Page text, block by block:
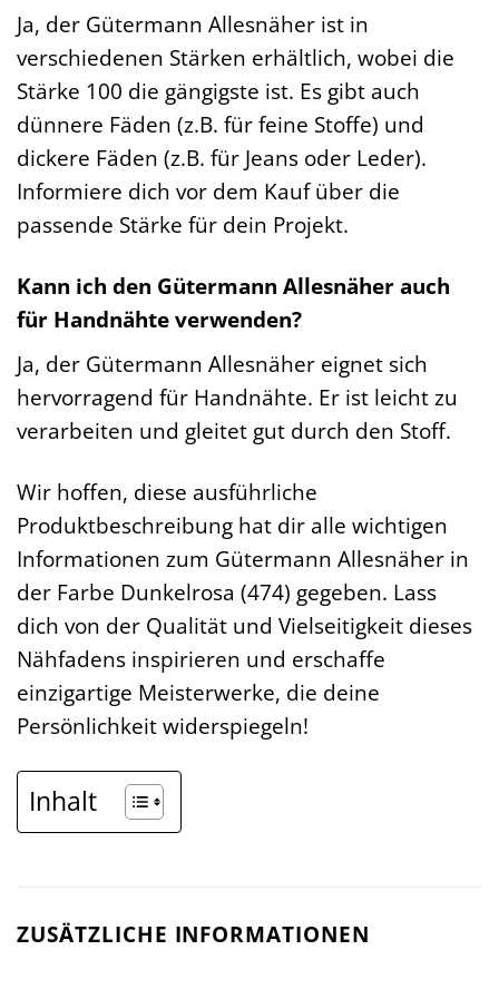
Ja, der Gütermann Allesnäher ist in
verschiedenen Stärken erhältlich, wobei die
Stärke 100 die gängigste ist. Es gibt auch
dünnere Fäden (z.B. für feine Stoffe) und
dickere Fäden (z.B. für Jeans oder Leder).
Informiere dich vor dem Kauf über die
passende Stärke für dein Projekt.
Kann ich den Gütermann Allesnäher auch
für Handnähte verwenden?
Ja, der Gütermann Allesnäher eignet sich
hervorragend für Handnähte. Er ist leicht zu
verarbeiten und gleitet gut durch den Stoff.
Wir hoffen, diese ausführliche
Produktbeschreibung hat dir alle wichtigen
Informationen zum Gütermann Allesnäher in
der Farbe Dunkelrosa (474) gegeben. Lass
dich von der Qualität und Vielseitigkeit dieses
Nähfadens inspirieren und erschaffe
einzigartige Meisterwerke, die deine
Persönlichkeit widerspiegeln!
Inhalt
ZUSÄTZLICHE INFORMATIONEN